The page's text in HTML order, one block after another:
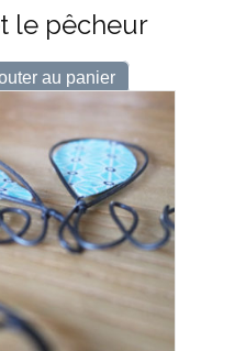
le pêcheur
au panier